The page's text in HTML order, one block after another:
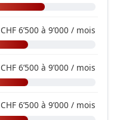
CHF 6’500 à 9’000 / mois
CHF 6’500 à 9’000 / mois
CHF 6’500 à 9’000 / mois